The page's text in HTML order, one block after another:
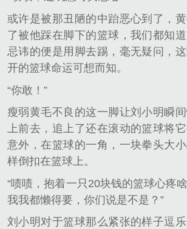
或许是被那丑陋的中跆恶心到了，
了被他踩在脚下的篮球，我们都知
忌讳的便是用脚去踢，毫无疑问，
开的篮球命运可想而知。
“你敢！”
瘦弱黄毛不良的这一脚让刘小明瞬
上前去，追上了还在滚动的篮球将
意外，在篮球的一角，一块拳头大
样倒扣在篮球上。
“啧啧，抱着一只20块钱的篮球心疼
我我都懒得要，你们说是不是？”
刘小明对于篮球那么紧张的样子逗乐